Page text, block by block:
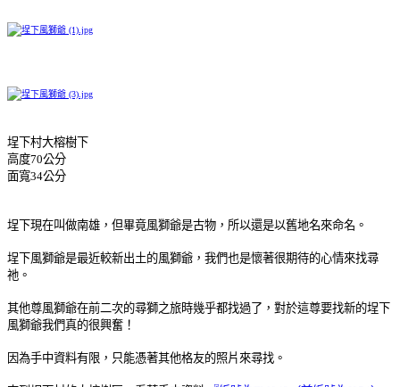
埕下村大榕樹下
高度70公分
面寬34公分
埕下現在叫做南雄，但畢竟風獅爺是古物，所以還是以舊地名來命名。
埕下風獅爺是最近較新出土的風獅爺，我們也是懷著很期待的心情來找尋
祂。
其他尊風獅爺在前二次的尋獅之旅時幾乎都找過了，對於這尊要找新的埕下
風獅爺我們真的很興奮！
因為手中資料有限，只能憑著其他格友的照片來尋找。